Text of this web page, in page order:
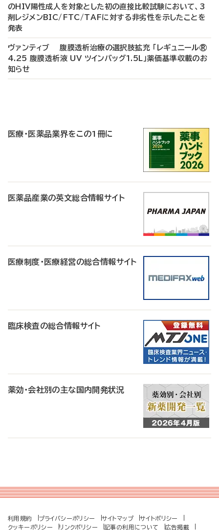
のHIV陽性成人を対象とした初の直接比較試験において、3
剤レジメンBIC/FTC/TAFに対する非劣性を示したことを
発表
ヴァンティブ 腹膜透析治療の選択肢拡充 「レギュニール®
4.25 腹膜透析液 UV ツインバッグ1.5L」薬価基準収載のお
知らせ
医療・医薬品業界をこの1冊に
医薬品産業の英文総合情報サイト
医療制度・医療経営の総合情報サイト
臨床検査の総合情報サイト
薬効・会社別の主な国内開発状況
利用規約 プライバシーポリシー サイトマップ
サイトポリシー
クッキーポリシー
リンクポリシー 記事の利用について 広告掲載